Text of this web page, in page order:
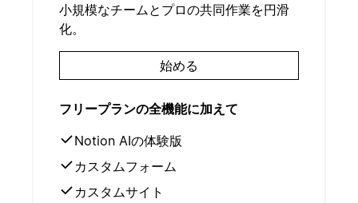
小規模なチームとプロの共同作業を円滑
化。
始める
フリープランの全機能に加えて
Notion AIの体験版
カスタムフォーム
カスタムサイト